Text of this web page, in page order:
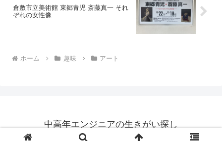
倉敷市立美術館 東郷青児 斎藤真一 それ
ぞれの女性像
ホーム 趣味 アート
中高年エンジニアの生きがい探し
© 2014 中高年エンジニアの生きがい探し.